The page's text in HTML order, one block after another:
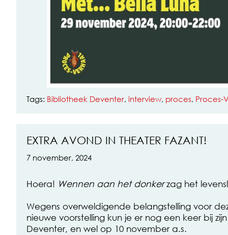
Tags: Bibliotheek Deventer, interview, proces, Proces-
EXTRA AVOND IN THEATER FAZANT!
7 november, 2024
Hoera! Wennen aan het donkerzag het
Wegens overweldigende belangstelling voor
nieuwe voorstelling kun je er nog een keer bij
Deventer, en wel op 10 november a.s.